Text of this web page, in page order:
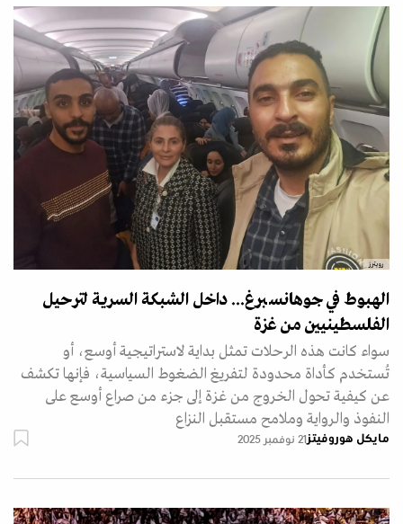
رويترز
الهبوط في جوهانسبرغ... داخل الشبكة السرية لترحيل
الفلسطينيين من غزة
سواء كانت هذه الرحلات تمثل بداية لاستراتيجية أوسع، أو
تُستخدم كأداة محدودة لتفريغ الضغوط السياسية، فإنها تكشف
عن كيفية تحول الخروج من غزة إلى جزء من صراع أوسع على
النفوذ والرواية وملامح مستقبل النزاع
مايكل هوروفيتز 21 نوفمبر 2025